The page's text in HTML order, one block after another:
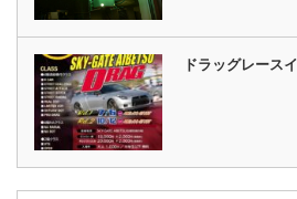
ドラッグレース